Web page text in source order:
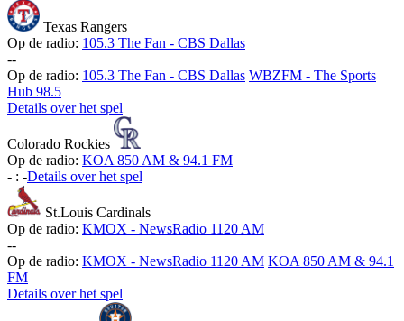
Texas Rangers
Op de radio: 105.3 The Fan - CBS Dallas
--
Op de radio: 105.3 The Fan - CBS Dallas WBZFM - The Sports
Hub 98.5
Details over het spel
Colorado Rockies
Op de radio: KOA 850 AM & 94.1 FM
- : -Details over het spel
St.Louis Cardinals
Op de radio: KMOX - NewsRadio 1120 AM
--
Op de radio: KMOX - NewsRadio 1120 AM KOA 850 AM & 94.1
FM
Details over het spel